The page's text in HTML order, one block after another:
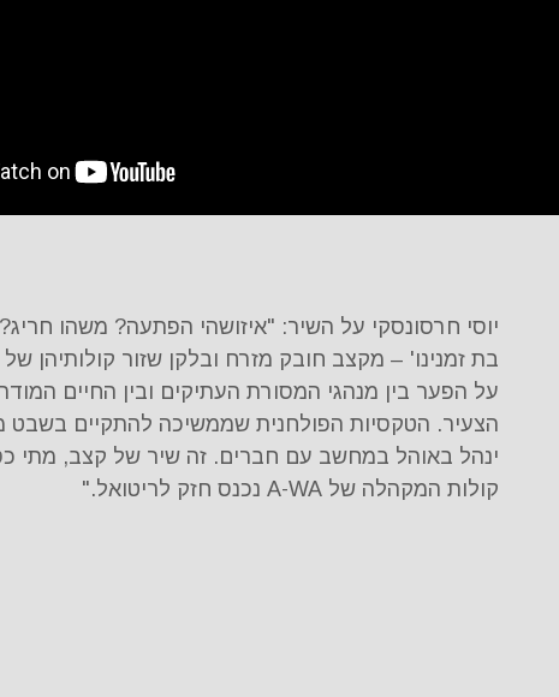
יוסי חרסונסקי על השיר: "איזושהי הפתעה? משהו
על הפער בין מנהגי המסורת העתיקים ובין החיים
הצעיר. הטקסיות הפולחנית שממשיכה להתקיים בשבט
ינהל באוהל במחשב עם חברים. זה שיר של קצב, מתי
קולות המקהלה של A-WA נכנס חזק לריטואל."